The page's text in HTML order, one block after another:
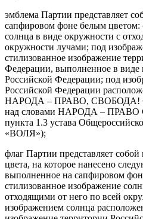
эмблема Партии представляет
сапфировом фоне белым цветом:
солнца в виде окружности с
окружности лучами; под
стилизованное изображение
Федерации, выполненное в виде
Российской Федерации; под
Российской Федерации
НАРОДА – ПРАВО, СВОБОДА!
над словами НАРОДА – ПРАВО
пункта 1.3 устава
«ВОЛЯ»);
флаг Партии представляет
цвета, на которое нанесено
выполненное на сапфировом
стилизованное изображение
отходящими от него по всей
изображением солнца